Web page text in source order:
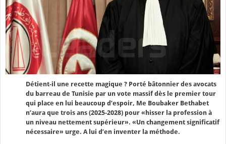
Détient-il une recette magique ? Porté bâtonnier des avocats
du barreau de Tunisie par un vote massif dès le premier tour
qui place en lui beaucoup d’espoir, Me Boubaker Bethabet
n’aura que trois ans (2025-2028) pour «hisser la profession à
un niveau nettement supérieur». «Un changement significatif
nécessaire» urge. A lui d’en inventer la méthode.